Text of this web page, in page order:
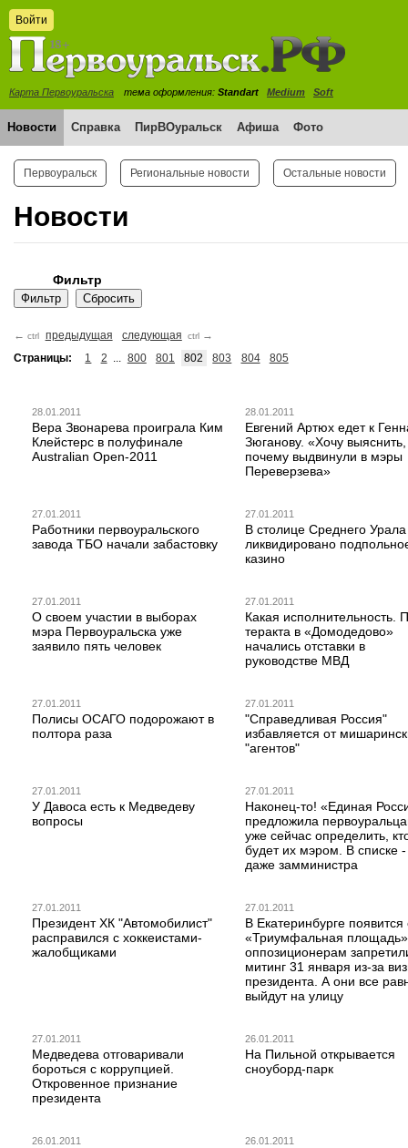
Войти
Карта Первоуральска тема оформления: Standart Medium Soft
Новости Справка ПирВОуральск Афиша Фото
Первоуральск Региональные новости Остальные новости
Новости
Фильтр
← ctrl предыдущая следующая ctrl →
Страницы:
1 2 ... 800 801 802 803 804 805
28.01.2011
Вера Звонарева проиграла Ким
Клейстерс в полуфинале
Australian Open-2011
28.01.2011
Евгений Артюх едет к
Зюганову. «Хочу выяснить,
почему выдвинули в мэры
Переверзева»
27.01.2011
Работники первоуральского
завода ТБО начали забастовку
27.01.2011
В столице Среднего Урала
ликвидировано
казино
27.01.2011
О своем участии в выборах
мэра Первоуральска уже
заявило пять человек
27.01.2011
Какая исполнительность.
теракта в «Домодедово»
начались отставки в
руководстве МВД
27.01.2011
Полисы ОСАГО подорожают в
полтора раза
27.01.2011
"Справедливая Россия"
избавляется от
"агентов"
27.01.2011
У Давоса есть к Медведеву
вопросы
27.01.2011
Наконец-то! «Единая
предложила
уже сейчас определить,
будет их мэром. В списке -
даже замминистра
27.01.2011
Президент ХК "Автомобилист"
расправился с хоккеистами-
жалобщиками
27.01.2011
В Екатеринбурге появится
«Триумфальная
оппозиционерам
митинг 31 января из-за
президента. А они все
выйдут на улицу
27.01.2011
Медведева отговаривали
бороться с коррупцией.
Откровенное признание
президента
26.01.2011
На Пильной открывается
сноуборд-парк
26.01.2011 26.01.2011